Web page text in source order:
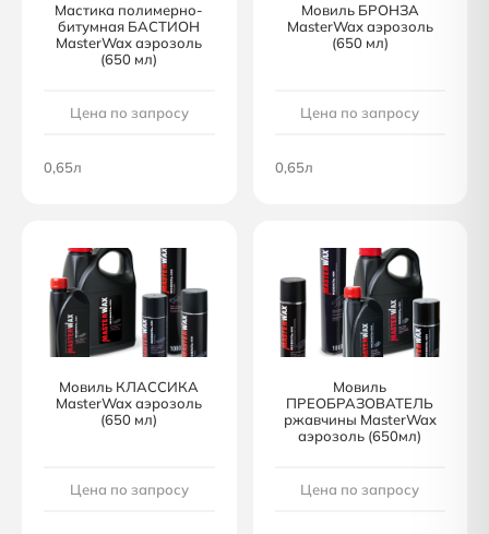
Мастика полимерно-
битумная БАСТИОН
MasterWax аэрозоль
(650 мл)
Цена по запросу
0,65л
Мовиль БРОНЗА
MasterWax аэрозоль
(650 мл)
Цена по запросу
0,65л
Мовиль КЛАССИКА
MasterWax аэрозоль
(650 мл)
Цена по запросу
Мовиль
ПРЕОБРАЗОВАТЕЛЬ
ржавчины MasterWax
аэрозоль (650мл)
Цена по запросу